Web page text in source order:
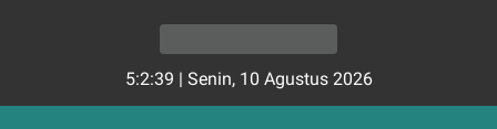
5:2:40 | Senin, 10 Agustus 2026